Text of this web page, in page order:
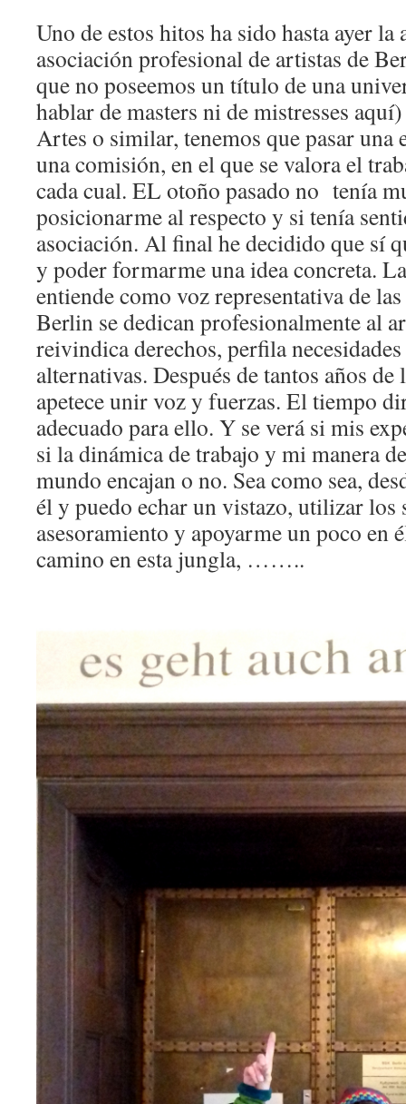
Uno de estos hitos ha sido hasta ayer la
asociación profesional de artistas de
que no poseemos un título de una
hablar de masters ni de mistresses
Artes o similar, tenemos que pasar una
una comisión, en el que se valora el
cada cual. EL otoño pasado no tenía
posicionarme al respecto y si tenía
asociación. Al final he decidido que sí
y poder formarme una idea concreta.
entiende como voz representativa de
Berlin se dedican profesionalmente al
reivindica derechos, perfila
alternativas. Después de tantos años
apetece unir voz y fuerzas. El tiempo
adecuado para ello. Y se verá si mis
si la dinámica de trabajo y mi manera
mundo encajan o no. Sea como sea,
él y puedo echar un vistazo, utilizar los
asesoramiento y apoyarme un poco en
camino en esta jungla, ……..